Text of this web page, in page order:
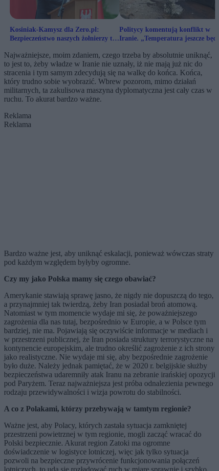
Kosiniak-Kamysz dla Zero.pl:
Bezpieczeństwo naszych żołnierzy to
Politycy komentują konflikt w
Iranie. „Temperatura jeszcze
Najważniejsze, moim zdaniem, czego trzeba by absolutnie uniknąć,
to jest to, żeby władze w Iranie nie uznały, iż nie mają już nic do
stracenia i tym samym zdecydują się na walkę do końca. Końca,
który trudno sobie wyobrazić. Wbrew pozorom, mimo działań
militarnych, ta zakulisowa maszyna dyplomatyczna jest cały czas w
ruchu. To akurat bardzo ważne.
Reklama
Reklama
Bardzo ważne jest, aby uniknąć eskalacji, ponieważ wówczas straty
pod każdym względem byłyby ogromne.
Czy my jako Polska mamy się czego obawiać?
Amerykanie stawiają sprawę jasno, że nigdy nie dopuszczą do tego,
a przynajmniej tak twierdzą, żeby Iran posiadał broń atomową.
Natomiast w tym momencie wydaje mi się, że poważniejszego
zagrożenia dla nas tutaj, bezpośrednio w Europie, a w Polsce tym
bardziej, nie ma. Pojawiają się oczywiście informacje w mediach i
w przestrzeni publicznej, że Iran posiada struktury terrorystyczne na
kontynencie europejskim, ale trudno określić zagrożenie z ich strony
jako realistyczne. Nie wydaje mi się, aby bezpośrednie zagrożenie
było duże. Należy jednak pamiętać, że w 2020 r. belgijskie służby
bezpieczeństwa udaremniły atak Iranu na zebranie irańskiej opozycji
pod Paryżem. Teraz najważniejsza jest próba odnalezienia pewnego
rodzaju przewidywalności i wizja powrotu do stabilności.
A co z Polakami, którzy przebywają w tamtym regionie?
Ważne jest, aby Polacy, których zastała sytuacja zamkniętej
przestrzeni powietrznej w tym regionie, mogli zacząć wracać do
Polski bezpiecznie. Akurat region Zatoki ma ogromne
doświadczenie w logistyce lotniczej, więc jak tylko sytuacja
pozwoli na bezpieczne przywrócenie funkcjonowania połączeń